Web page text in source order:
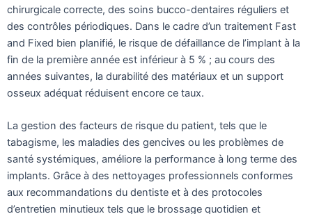
chirurgicale correcte, des soins bucco-dentaires réguliers et
des contrôles périodiques. Dans le cadre d’un traitement Fast
and Fixed bien planifié, le risque de défaillance de l’implant à la
fin de la première année est inférieur à 5 % ; au cours des
années suivantes, la durabilité des matériaux et un support
osseux adéquat réduisent encore ce taux.
La gestion des facteurs de risque du patient, tels que le
tabagisme, les maladies des gencives ou les problèmes de
santé systémiques, améliore la performance à long terme des
implants. Grâce à des nettoyages professionnels conformes
aux recommandations du dentiste et à des protocoles
d’entretien minutieux tels que le brossage quotidien et